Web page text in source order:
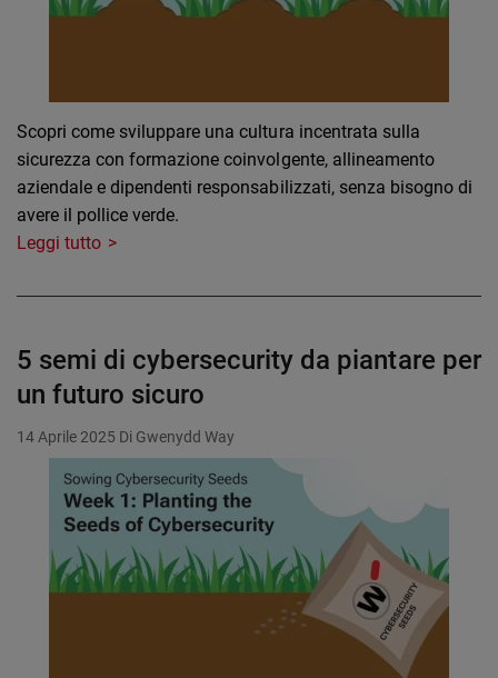
Scopri come sviluppare una cultura incentrata sulla
sicurezza con formazione coinvolgente, allineamento
aziendale e dipendenti responsabilizzati, senza bisogno di
avere il pollice verde.
Leggi tutto
5 semi di cybersecurity da piantare per
un futuro sicuro
14 Aprile 2025 Di Gwenydd Way